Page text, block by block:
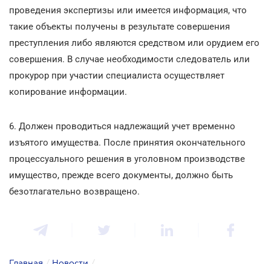
проведения экспертизы или имеется информация, что
такие объекты получены в результате совершения
преступления либо являются средством или орудием его
совершения. В случае необходимости следователь или
прокурор при участии специалиста осуществляет
копирование информации.
6. Должен проводиться надлежащий учет временно
изъятого имущества. После принятия окончательного
процессуального решения в уголовном производстве
имущество, прежде всего документы, должно быть
безотлагательно возвращено.